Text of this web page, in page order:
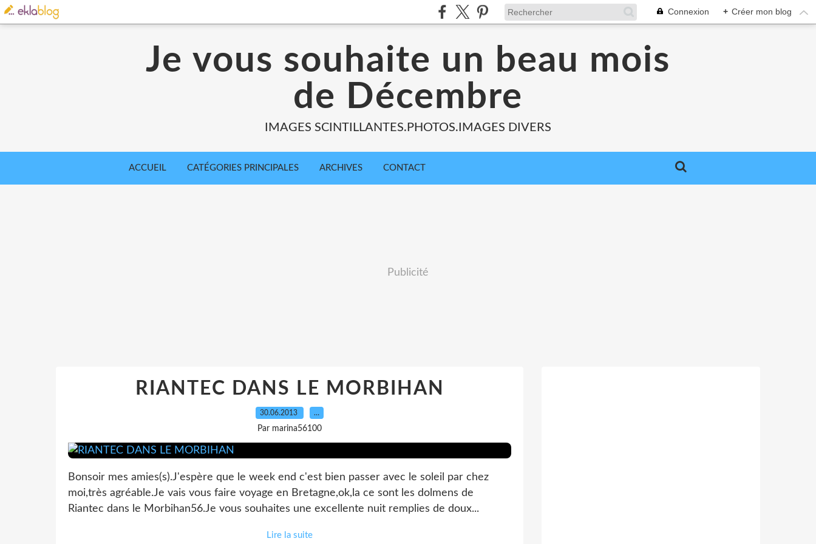
Connexion + Créer mon blog
Je vous souhaite un beau mois
de Décembre
IMAGES SCINTILLANTES.PHOTOS.IMAGES DIVERS
ACCUEIL CATÉGORIES PRINCIPALES ARCHIVES CONTACT
Publicité
RIANTEC DANS LE MORBIHAN
30.06.2013 …
Par marina56100
Bonsoir mes amies(s).J'espère que le week end c'est bien passer avec le soleil par chez
moi,très agréable.Je vais vous faire voyage en Bretagne,ok,la ce sont les dolmens de
Riantec dans le Morbihan56.Je vous souhaites une excellente nuit remplies de doux...
Lire la suite